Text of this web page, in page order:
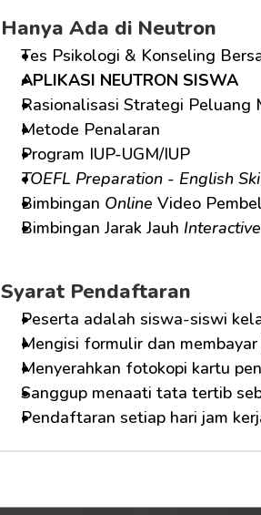
Hanya Ada di Neutron
Tes Psikologi & Konseling
APLIKASI NEUTRON SISWA
Rasionalisasi Strategi Peluang
Metode Penalaran
Program IUP-UGM/IUP
TOEFL Preparation - English
Bimbingan Online Video
Bimbingan Jarak Jauh
Syarat Pendaftaran
Peserta adalah siswa-siswi
Mengisi formulir dan
Menyerahkan fotokopi kartu
Sanggup menaati tata tertib
Pendaftaran setiap hari jam